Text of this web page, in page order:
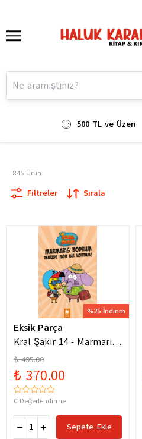
500 TL ve Üzeri
845 Ürün
Filtreler Sırala
%25 İndirim
Eksik Parça
Kral Şakir 14 - Marmaris
Bodrum Denizde Mor Bir
Hortum
₺ 495.00
₺ 370.00
0 Değerlendirme
Sepete Ekle